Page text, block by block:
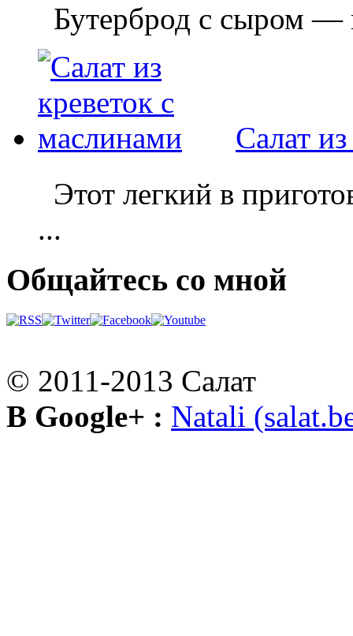
Бутерброд с сыром —
Салат
Этот легкий в
...
Общайтесь со мной
© 2011-2013 Салат
В Google+ : Natali